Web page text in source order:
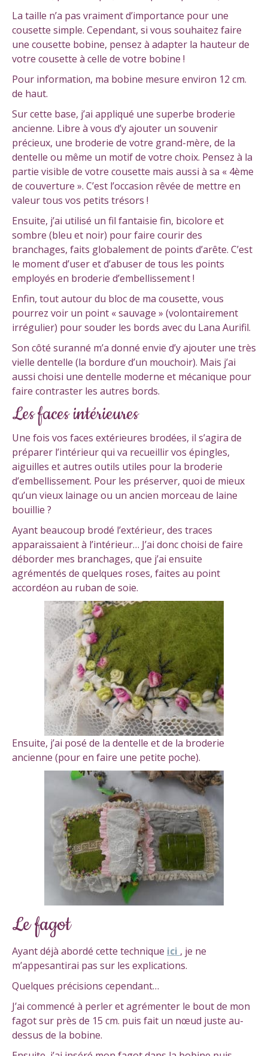
La taille n’a pas vraiment d’importance pour une
cousette simple. Cependant, si vous souhaitez faire
une cousette bobine, pensez à adapter la hauteur de
votre cousette à celle de votre bobine !
Pour information, ma bobine mesure environ 12 cm.
de haut.
Sur cette base, j’ai appliqué une superbe broderie
ancienne. Libre à vous d’y ajouter un souvenir
précieux, une broderie de votre grand-mère, de la
dentelle ou même un motif de votre choix. Pensez à la
partie visible de votre cousette mais aussi à sa « 4ème
de couverture ». C’est l’occasion rêvée de mettre en
valeur tous vos petits trésors !
Ensuite, j’ai utilisé un fil fantaisie fin, bicolore et
sombre (bleu et noir) pour faire courir des
branchages, faits globalement de points d’arête. C’est
le moment d’user et d’abuser de tous les points
employés en broderie d’embellissement !
Enfin, tout autour du bloc de ma cousette, vous
pourrez voir un point « sauvage » (volontairement
irrégulier) pour souder les bords avec du Lana Aurifil.
Son côté suranné m’a donné envie d’y ajouter une très
vielle dentelle (la bordure d’un mouchoir). Mais j’ai
aussi choisi une dentelle moderne et mécanique pour
faire contraster les autres bords.
Les faces intérieures
Une fois vos faces extérieures brodées, il s’agira de
préparer l’intérieur qui va recueillir vos épingles,
aiguilles et autres outils utiles pour la broderie
d’embellissement. Pour les préserver, quoi de mieux
qu’un vieux lainage ou un ancien morceau de laine
bouillie ?
Ayant beaucoup brodé l’extérieur, des traces
apparaissaient à l’intérieur… J’ai donc choisi de faire
déborder mes branchages, que j’ai ensuite
agrémentés de quelques roses, faites au point
accordéon au ruban de soie.
Ensuite, j’ai posé de la dentelle et de la broderie
ancienne (pour en faire une petite poche).
Le fagot
Ayant déjà abordé cette technique ici , je ne
m’appesantirai pas sur les explications.
Quelques précisions cependant…
J’ai commencé à perler et agrémenter le bout de mon
fagot sur près de 15 cm. puis fait un nœud juste au-
dessus de la bobine.